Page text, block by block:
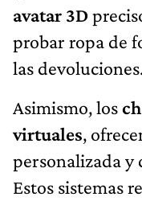
avatar 3D
probar ropa de
las
Asimismo, los
virtuales,
personalizada y
Estos sistemas